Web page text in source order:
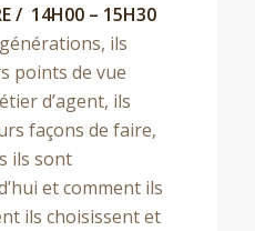
/ 14H00 – 15H30
ils
points de vue
d’agent, ils
façons de faire,
ils sont
et comment ils
ils choisissent et